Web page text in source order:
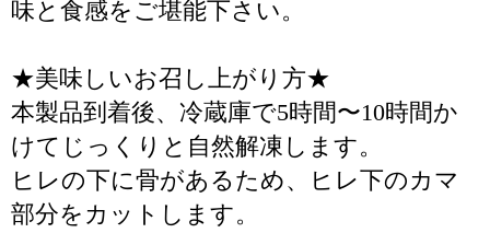
味と食感をご堪能下さい。
★美味しいお召し上がり方★
本製品到着後、冷蔵庫で5時間〜10時間か
けてじっくりと自然解凍します。
ヒレの下に骨があるため、ヒレ下のカマ
部分をカットします。